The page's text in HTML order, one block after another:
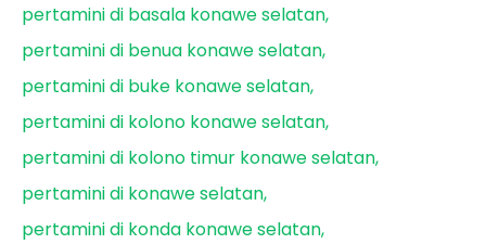
pertamini di basala konawe selatan
pertamini di benua konawe selatan
pertamini di buke konawe selatan
pertamini di kolono konawe selatan
pertamini di kolono timur konawe selatan
pertamini di konawe selatan
pertamini di konda konawe selatan